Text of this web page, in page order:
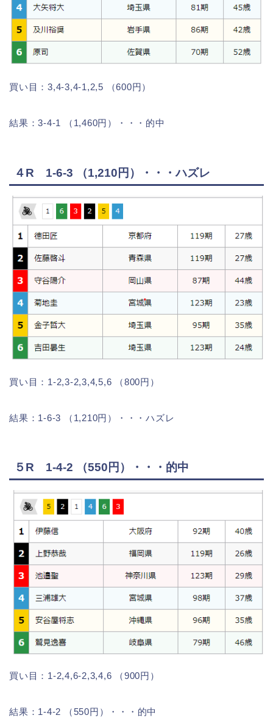
買い目：3,4-3,4-1,2,5 （600円）
結果：3-4-1 （1,460円）・・・的中
４R 1-6-3 （1,210円）・・・ハズレ
買い目：1-2,3-2,3,4,5,6 （800円）
結果：1-6-3 （1,210円）・・・ハズレ
５R 1-4-2 （550円）・・・的中
買い目：1-2,4,6-2,3,4,6 （900円）
結果：1-4-2 （550円）・・・的中